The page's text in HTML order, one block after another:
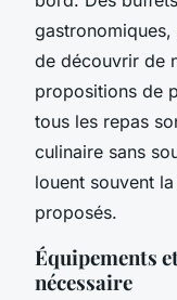
de découvrir de
propositions de
tous les repas
culinaire sans
louent souvent
proposés.
Équipements
nécessaire